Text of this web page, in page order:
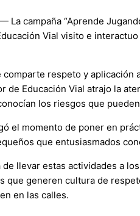
La campaña “Aprende
Vial visito e
respeto y
de Educación Vial atrajo la
los riesgos que
el momento de poner en
que entusiasmados
llevar estas actividades a
que generen cultura de
en las calles.